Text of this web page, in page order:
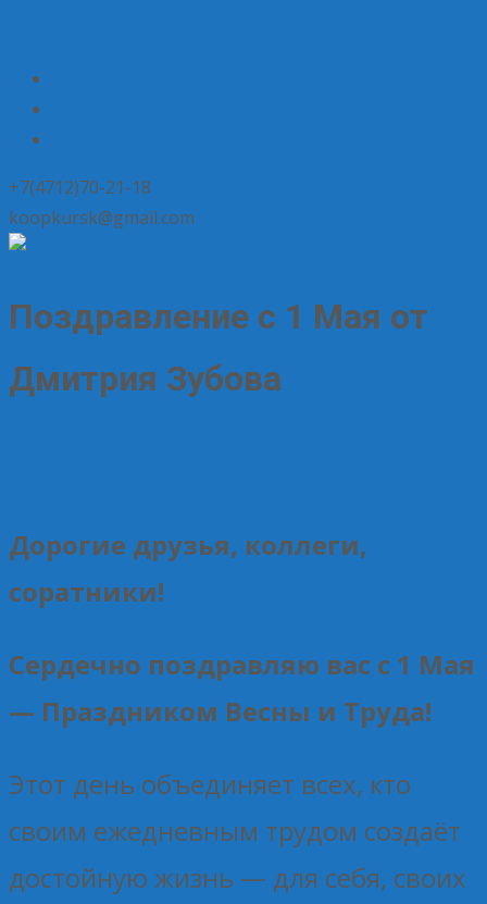
+7(4712)70-21-18
koopkursk@gmail.com
Поздравление с 1 Мая от
Дмитрия Зубова
Дорогие друзья, коллеги,
соратники!
Сердечно поздравляю вас с 1 Мая
— Праздником Весны и Труда!
Этот день объединяет всех, кто
своим ежедневным трудом создаёт
достойную жизнь — для себя, своих